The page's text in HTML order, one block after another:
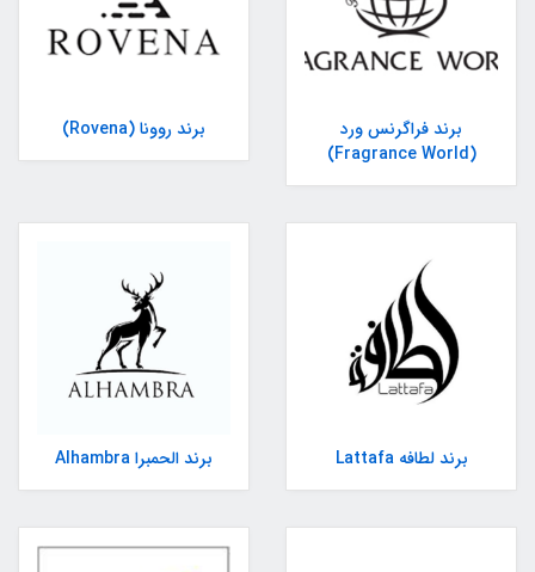
برند فراگرنس ورد
(Fragrance World)
برند روونا (Rovena)
برند لطافه Lattafa برند الحمبرا Alhambra